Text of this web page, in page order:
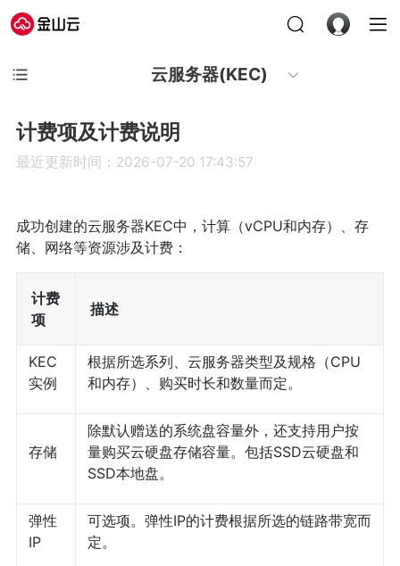
云服务器(KEC)
计费项及计费说明
最近更新时间：2026-07-20 17:43:57
成功创建的云服务器KEC中，计算（vCPU和内存）、存
储、网络等资源涉及计费：
计费
项
描述
KEC
实例
根据所选系列、云服务器类型及规格（CPU
和内存）、购买时长和数量而定。
存储
除默认赠送的系统盘容量外，还支持用户按
量购买云硬盘存储容量。包括SSD云硬盘和
SSD本地盘。
弹性
IP
可选项。弹性IP的计费根据所选的链路带宽而
定。